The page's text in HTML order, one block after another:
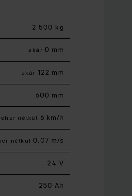
2 500 kg
akár 0 mm
akár 122 mm
600 mm
nélkül 6 km/h
nélkül 0,07 m/s
24 V
250 Ah